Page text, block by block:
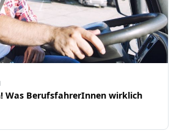
Was BerufsfahrerInnen wirklich